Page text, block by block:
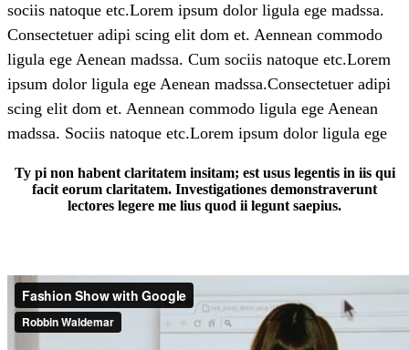
sociis natoque etc.Lorem ipsum dolor ligula ege madssa.
Consectetuer adipi scing elit dom et. Aennean commodo
ligula ege Aenean madssa. Cum sociis natoque etc.Lorem
ipsum dolor ligula ege Aenean madssa.Consectetuer adipi
scing elit dom et. Aennean commodo ligula ege Aenean
madssa. Sociis natoque etc.Lorem ipsum dolor ligula ege
Ty pi non habent claritatem insitam; est usus legentis in iis qui
facit eorum claritatem. Investigationes demonstraverunt
lectores legere me lius quod ii legunt saepius.